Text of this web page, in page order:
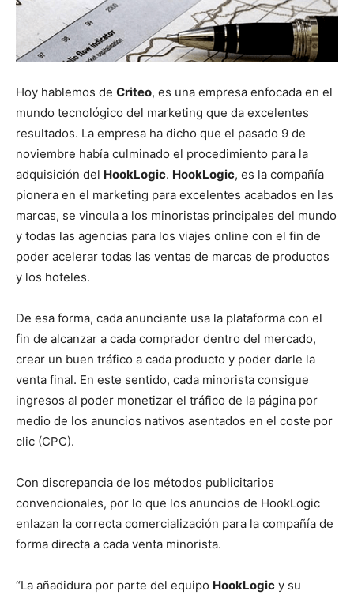
Hoy hablemos de Criteo, es una empresa enfocada en el
mundo tecnológico del marketing que da excelentes
resultados. La empresa ha dicho que el pasado 9 de
noviembre había culminado el procedimiento para la
adquisición del HookLogic. HookLogic, es la compañía
pionera en el marketing para excelentes acabados en las
marcas, se vincula a los minoristas principales del mundo
y todas las agencias para los viajes online con el fin de
poder acelerar todas las ventas de marcas de productos
y los hoteles.
De esa forma, cada anunciante usa la plataforma con el
fin de alcanzar a cada comprador dentro del mercado,
crear un buen tráfico a cada producto y poder darle la
venta final. En este sentido, cada minorista consigue
ingresos al poder monetizar el tráfico de la página por
medio de los anuncios nativos asentados en el coste por
clic (CPC).
Con discrepancia de los métodos publicitarios
convencionales, por lo que los anuncios de HookLogic
enlazan la correcta comercialización para la compañía de
forma directa a cada venta minorista.
“La añadidura por parte del equipo HookLogic y su